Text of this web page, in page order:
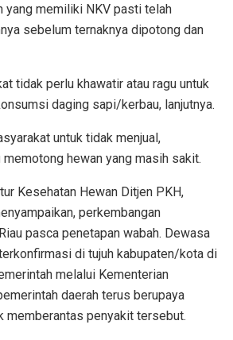
yang memiliki NKV pasti telah
sebelum ternaknya dipotong dan
tidak perlu khawatir atau ragu untuk
daging sapi/kerbau, lanjutnya.
untuk tidak menjual,
hewan yang masih sakit.
Kesehatan Hewan Ditjen PKH,
perkembangan
pasca penetapan wabah. Dewasa
di tujuh kabupaten/kota di
melalui Kementerian
daerah terus berupaya
memberantas penyakit tersebut.